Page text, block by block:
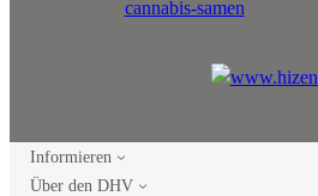
Informieren
Über den DHV